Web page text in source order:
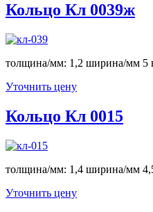
Кольцо Кл 0039ж
толщина/мм: 1,2 ширина/мм 5
Уточнить цену
Кольцо Кл 0015
толщина/мм: 1,4 ширина/мм
Уточнить цену